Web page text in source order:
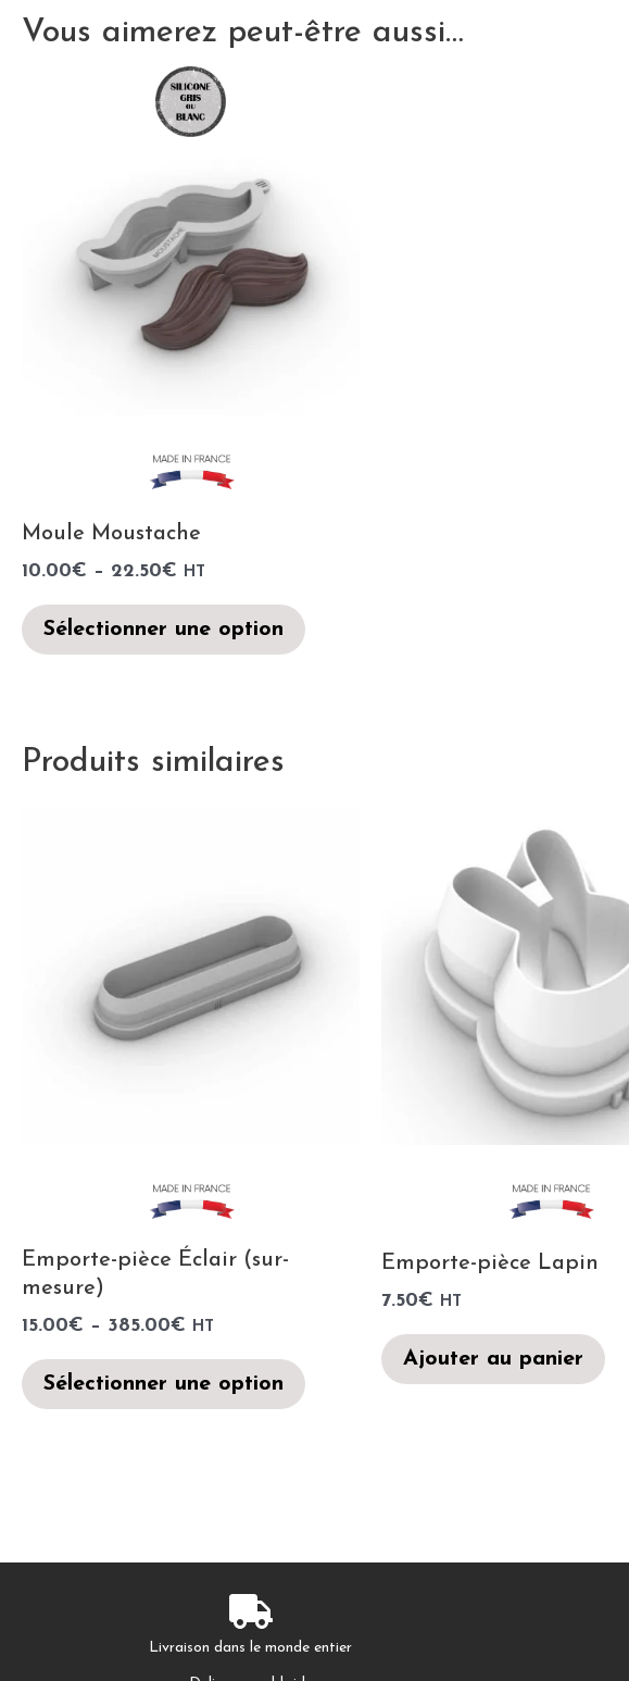
Vous aimerez peut-être aussi…
Moule Moustache
10.00€ – 22.50€ HT
Sélectionner une option
Produits similaires
Emporte-pièce Éclair (sur-
mesure)
15.00€ – 385.00€ HT
Sélectionner une option
Emporte-pièce Lapin
7.50€ HT
Ajouter au panier
Livraison dans le monde entier